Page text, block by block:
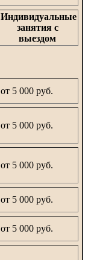
Индивидуальные
занятия с
выездом
от 5 000 руб.
от 5 000 руб.
от 5 000 руб.
от 5 000 руб.
от 5 000 руб.